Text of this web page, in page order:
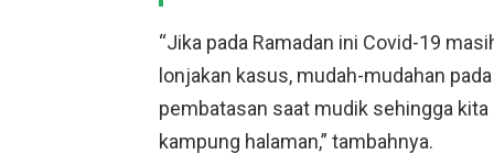
“Jika pada Ramadan ini Covid-19
lonjakan kasus, mudah-mudahan
pembatasan saat mudik sehingga
kampung halaman,” tambahnya.